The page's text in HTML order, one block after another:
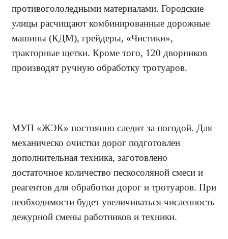
противогололедными материалами. Городские
улицы расчищают комбинированные дорожные
машины (КДМ), грейдеры, «Чистики»,
тракторные щетки. Кроме того, 120 дворников
производят ручную обработку тротуаров.
МУП «ЖЭК» постоянно следит за погодой. Для
механическо очистки дорог подготовлен
дополнительная техника, заготовлено
достаточное количество пескосоляной смеси и
реагентов для обработки дорог и тротуаров. При
необходимости будет увеличиваться численность
дежурной смены работников и техники.